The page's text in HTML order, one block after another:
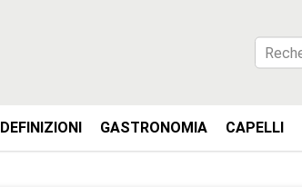
DEFINIZIONI GASTRONOMIA CAPELLI